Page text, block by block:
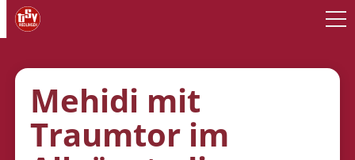
Mehidi mit
Traumtor im